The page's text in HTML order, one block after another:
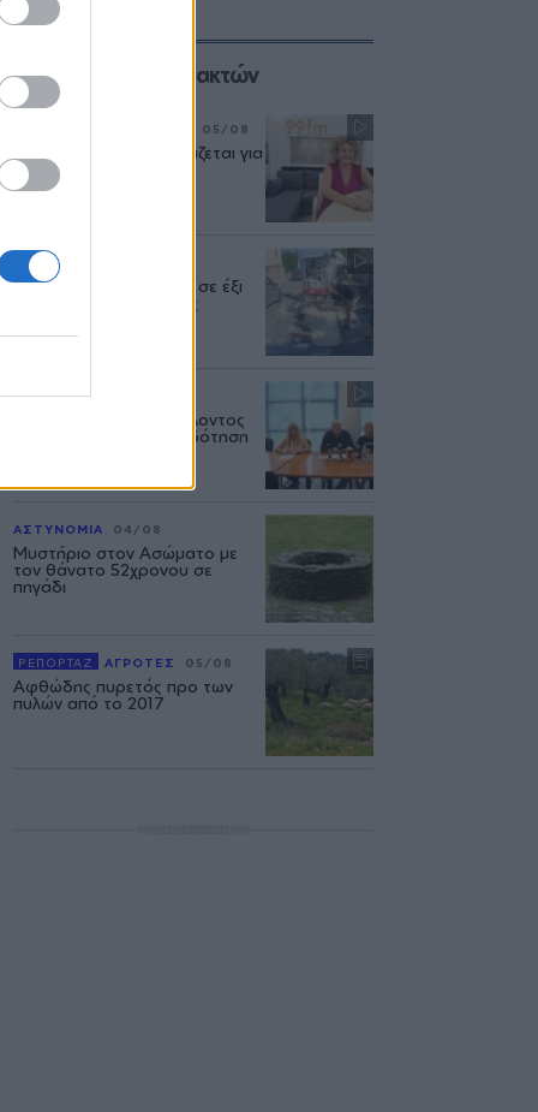
Επιλογές των Συντακτών
05/08
«Η ασφάλεια δεν θυσιάζεται για
τις δημόσιες σχέσεις»
ΜΥΤΙΛΗΝΗ
Διακοπή υδροδότησης σε έξι
περιοχές της Μυτιλήνης
ΔΥΤΙΚΗ ΛΕΣΒΟΣ
Το Υπουργείο Περιβάλλοντος
άφησε χωρίς χρηματοδότηση
ΑΣΤΥΝΟΜΙΑ 04/08
Μυστήριο στον Ασώματο με
τον θάνατο 52χρονου σε
πηγάδι
ΡΕΠΟΡΤΑΖ ΑΓΡΟΤΕΣ 05/08
Αφθώδης πυρετός προ των
πυλών από το 2017